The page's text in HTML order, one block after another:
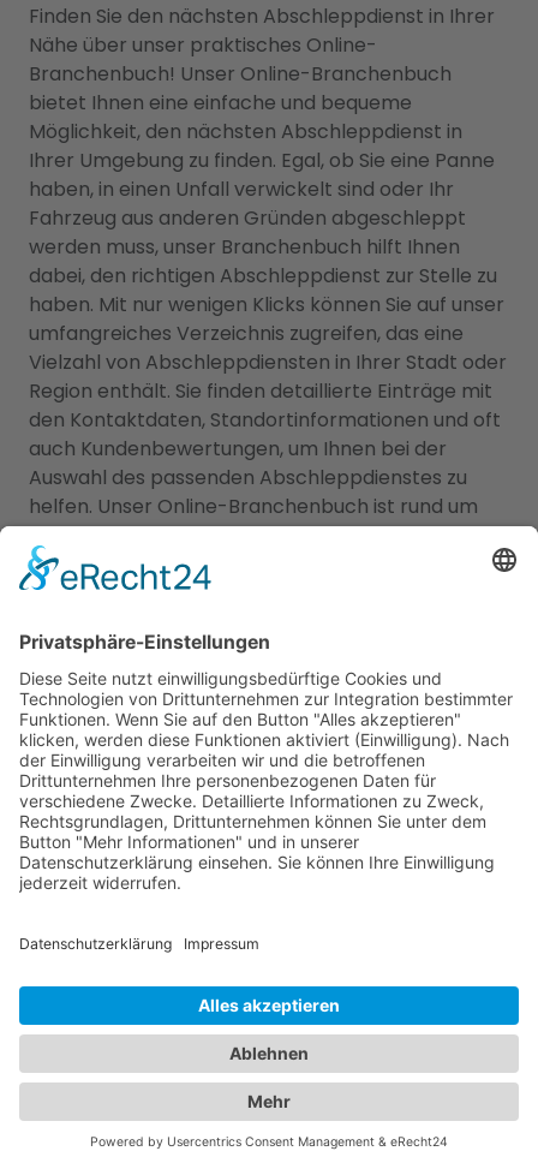
Finden Sie den nächsten Abschleppdienst in Ihrer
Nähe über unser praktisches Online-
Branchenbuch! Unser Online-Branchenbuch
bietet Ihnen eine einfache und bequeme
Möglichkeit, den nächsten Abschleppdienst in
Ihrer Umgebung zu finden. Egal, ob Sie eine Panne
haben, in einen Unfall verwickelt sind oder Ihr
Fahrzeug aus anderen Gründen abgeschleppt
werden muss, unser Branchenbuch hilft Ihnen
dabei, den richtigen Abschleppdienst zur Stelle zu
haben. Mit nur wenigen Klicks können Sie auf unser
umfangreiches Verzeichnis zugreifen, das eine
Vielzahl von Abschleppdiensten in Ihrer Stadt oder
Region enthält. Sie finden detaillierte Einträge mit
den Kontaktdaten, Standortinformationen und oft
auch Kundenbewertungen, um Ihnen bei der
Auswahl des passenden Abschleppdienstes zu
helfen. Unser Online-Branchenbuch ist rund um
die Uhr verfügbar, so dass Sie jederzeit und an
jedem Ort den nächsten Abschleppdienst in Ihrer
Nähe finden können. Verlassen Sie sich auf unsere
effizient die Hilfe zu bekommen, die Sie benötigen.
Nutzen Sie jetzt unser Online-Branchenbuch, um
den nächsten Abschleppdienst in Ihrer Nähe zu
finden und seien Sie bestens vorbereitet, falls ein
Notfall eintritt.
Abschleppdienste und Hotels:
Ein umfassendes Angebot für
Ihre Mobilität und Unterkunft
In unserem umfassenden Branchenportal finden
Sie nicht nur alle Informationen rund um
zuverlässige Abschleppdienste, sondern auch
detaillierte Einblicke in erstklassige Hotels. Wir
bieten Ihnen eine vielseitige Plattform, um sowohl
Ihre Mobilität im Straßenverkehr als auch Ihren
Komfort während des Aufenthalts in einem
Wittenhagen bei Grimmenzu gewährleisten.